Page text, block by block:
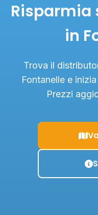
Risparmia
in
Trova il
Fontanelle e
Prezzi